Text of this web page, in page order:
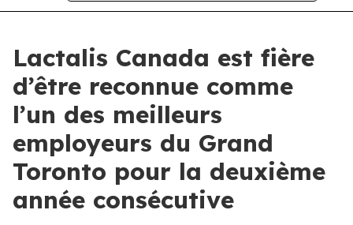
Lactalis Canada est fière
d’être reconnue comme
l’un des meilleurs
employeurs du Grand
Toronto pour la deuxième
année consécutive